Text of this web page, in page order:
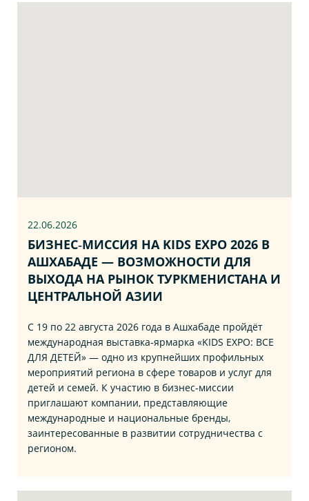
22.06.2026
БИЗНЕС‑МИССИЯ НА KIDS EXPO 2026 В
АШХАБАДЕ — ВОЗМОЖНОСТИ ДЛЯ
ВЫХОДА НА РЫНОК ТУРКМЕНИСТАНА И
ЦЕНТРАЛЬНОЙ АЗИИ
С 19 по 22 августа 2026 года в Ашхабаде пройдёт
международная выставка‑ярмарка «KIDS EXPO: ВСЕ
ДЛЯ ДЕТЕЙ» — одно из крупнейших профильных
мероприятий региона в сфере товаров и услуг для
детей и семей. К участию в бизнес‑миссии
приглашают компании, представляющие
международные и национальные бренды,
заинтересованные в развитии сотрудничества с
регионом.